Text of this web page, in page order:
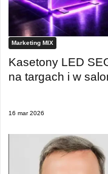
Marketing MIX
Kasetony LED
na targach i w
16 mar 2026